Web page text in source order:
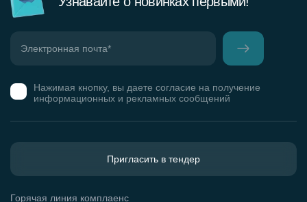
Нажимая кнопку, вы даете согласие на получение
информационных и рекламных сообщений
Горячая линия комплаенс
Пригласить в тендер